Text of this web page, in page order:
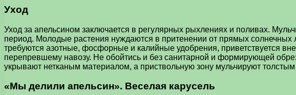
Уход
Уход за апельсином заключается в регулярных рыхлениях и поливах.
период. Молодые растения нуждаются в притенении от прямых солнечных
требуются азотные, фосфорные и калийные удобрения, приветствуется
перепревшему навозу. Не обойтись и без санитарной и формирующей
укрывают нетканым материалом, а приствольную зону мульчируют
«Мы делили апельсин». Веселая карусель